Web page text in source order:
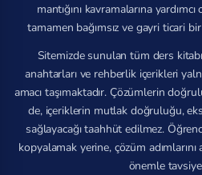
mantığını kavramalarına
tamamen bağımsız ve gayri ticari bir
Sitemizde sunulan tüm ders
anahtarları ve rehberlik içerikleri
amacı taşımaktadır. Çözümlerin
de, içeriklerin mutlak doğruluğu,
sağlayacağı taahhüt edilmez.
kopyalamak yerine, çözüm
önemle